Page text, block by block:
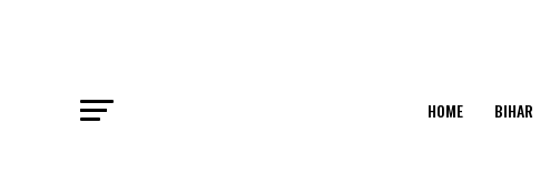
HOME BIHAR